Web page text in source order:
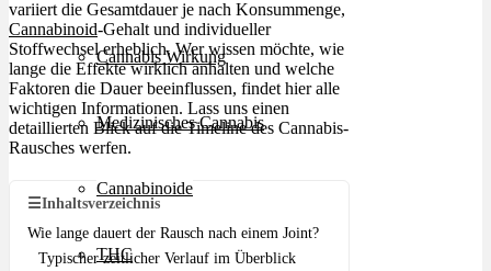
Cannabis Wirkung
Medizinisches Cannabis
Cannabinoide
THC
variiert die Gesamtdauer je nach Konsummenge,
Cannabinoid-Gehalt und individueller
Stoffwechsel erheblich. Wer wissen möchte, wie
lange die Effekte wirklich anhalten und welche
Faktoren die Dauer beeinflussen, findet hier alle
wichtigen Informationen. Lass uns einen
detaillierten Blick auf die Timeline des Cannabis-
Rausches werfen.
☰Inhaltsverzeichnis
Wie lange dauert der Rausch nach einem Joint?
Typischer zeitlicher Verlauf im Überblick